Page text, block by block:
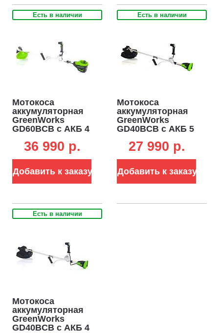
Есть в наличии
Мотокоса
аккумуляторная
GreenWorks
GD60BCB с АКБ 4
60В, нож 2Т +
леска 2.0 мм, Т-
36 990 p.
Добавить к заказу
Есть в наличии
Мотокоса
аккумуляторная
GreenWorks
GD40BCB с АКБ 5
40В, верхнее
расп.двигателя,
мм, Т-рукоятка,
ремень, 4.5 кг)
27 990 p.
Добавить к заказу
Есть в наличии
Мотокоса
аккумуляторная
GreenWorks
GD40BCB с АКБ 4